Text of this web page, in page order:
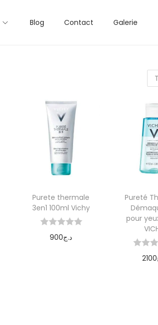
Blog Contact Galerie
Purete thermale
3en1 100ml Vichy
900د.ج
Pureté
pour
2100